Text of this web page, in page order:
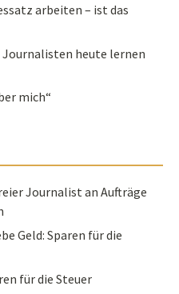
arbeiten – ist das
Journalisten heute lernen
mich“
Journalist an Aufträge
Geld: Sparen für die
für die Steuer